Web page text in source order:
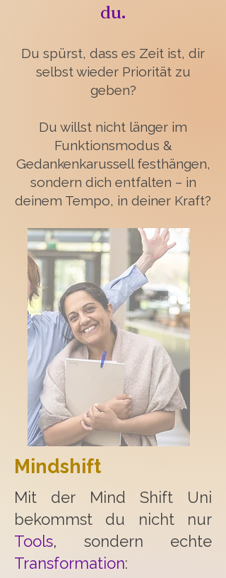
du.
Du spürst, dass es Zeit ist, dir
selbst wieder Priorität zu
geben?
Du willst nicht länger im
Funktionsmodus &
Gedankenkarussell festhängen,
sondern dich entfalten – in
deinem Tempo, in deiner Kraft?
Mindshift
Mit der
Mind Shift Uni
bekommst du nicht nur
Tools, sondern echte
Transformation: